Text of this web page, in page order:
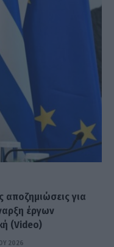
αποζημιώσεις για
έργων
(Video)
2026